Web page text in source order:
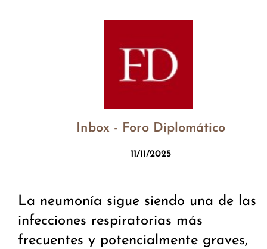
Inbox - Foro Diplomático
11/11/2025
La neumonía sigue siendo una de las
infecciones respiratorias más
frecuentes y potencialmente graves,